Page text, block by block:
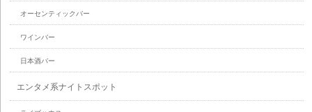
オーセンティックバー
ワインバー
日本酒バー
エンタメ系ナイトスポット